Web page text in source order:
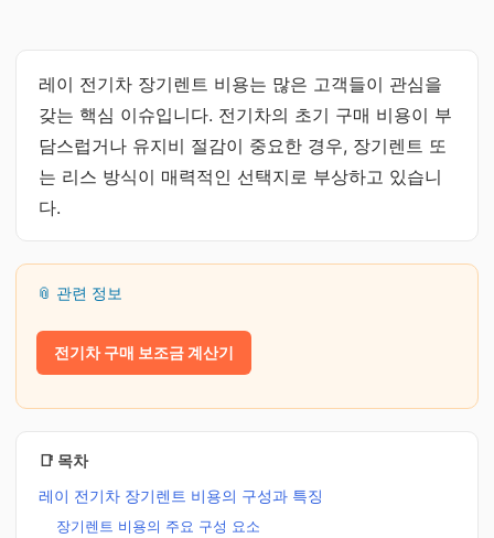
레이 전기차 장기렌트 비용는 많은 고객들이 관심을
갖는 핵심 이슈입니다. 전기차의 초기 구매 비용이 부
담스럽거나 유지비 절감이 중요한 경우, 장기렌트 또
는 리스 방식이 매력적인 선택지로 부상하고 있습니
다.
📎 관련 정보
전기차 구매 보조금 계산기
📑 목차
레이 전기차 장기렌트 비용의 구성과 특징
장기렌트 비용의 주요 구성 요소